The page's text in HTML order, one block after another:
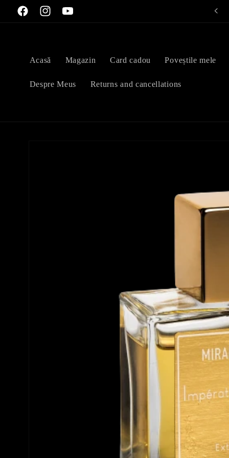
Treci la
conținut
FacebookInstagramYouTube
Acasă Magazin Card cadou Poveștile mele
Despre Meus Returns and cancellations